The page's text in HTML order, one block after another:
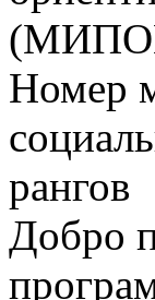
Номер
рангов
Добро